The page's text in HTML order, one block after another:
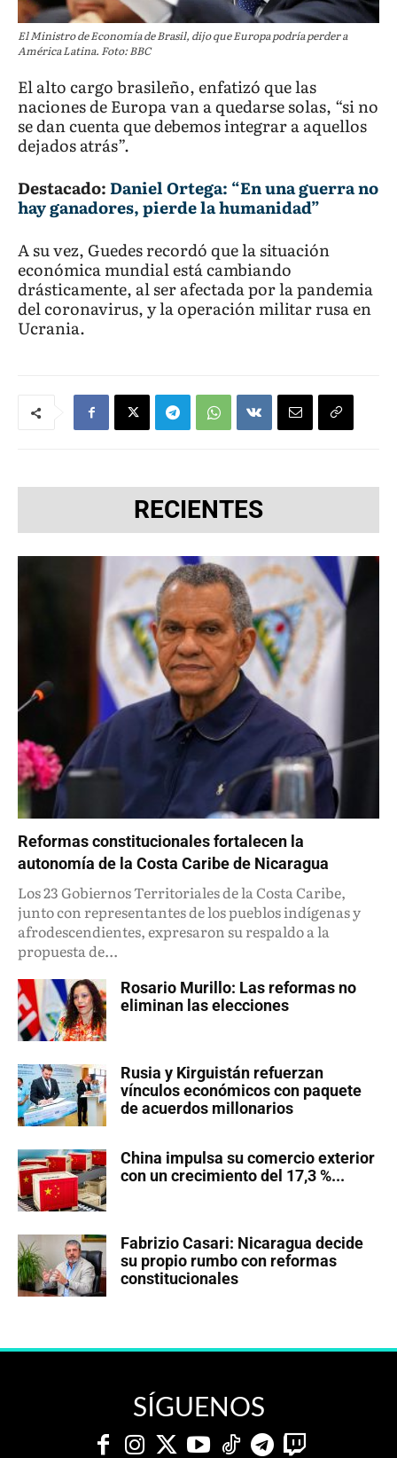
El Ministro de Economía de Brasil, dijo que Europa podría perder a
América Latina. Foto: BBC
El alto cargo brasileño, enfatizó que las
naciones de Europa van a quedarse solas, “si no
se dan cuenta que debemos integrar a aquellos
dejados atrás”.
Destacado:Daniel Ortega: “En una guerra no
hay ganadores, pierde la humanidad”
A su vez, Guedes recordó que la situación
económica mundial está cambiando
drásticamente, al ser afectada por la pandemia
del coronavirus, y la operación militar rusa en
Ucrania.
RECIENTES
Reformas constitucionales fortalecen la
autonomía de la Costa Caribe de Nicaragua
Los 23 Gobiernos Territoriales de la Costa Caribe,
junto con representantes de los pueblos indígenas y
afrodescendientes, expresaron su respaldo a la
propuesta de...
Rosario Murillo: Las reformas no
eliminan las elecciones
Rusia y Kirguistán refuerzan
vínculos económicos con paquete
de acuerdos millonarios
China impulsa su comercio exterior
con un crecimiento del 17,3 %...
Fabrizio Casari: Nicaragua decide
su propio rumbo con reformas
constitucionales
SÍGUENOS